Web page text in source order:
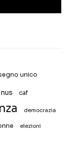
unico
caf
democrazia
elezioni